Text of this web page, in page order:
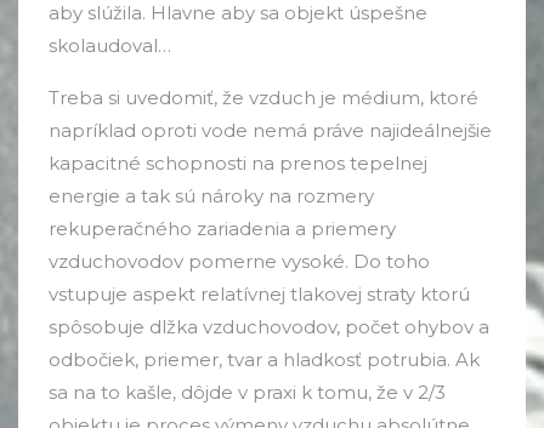
aby slúžila. Hlavne aby sa objekt úspešne
skolaudoval…
Treba si uvedomiť, že vzduch je médium, ktoré
napríklad oproti vode nemá práve najideálnejšie
kapacitné schopnosti na prenos tepelnej
energie a tak sú nároky na rozmery
rekuperačného zariadenia a priemery
vzduchovodov pomerne vysoké. Do toho
vstupuje aspekt relatívnej tlakovej straty ktorú
spôsobuje dlžka vzduchovodov, počet ohybov a
odbočiek, priemer, tvar a hladkosť potrubia. Ak
sa na to kašle, dôjde v praxi k tomu, že v 2/3